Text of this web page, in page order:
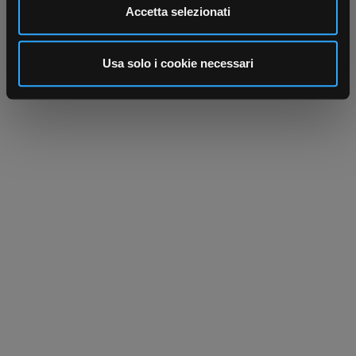
Utilizziamo i cookie per personalizzare contenuti ed
analizzare il nostro traffico. Condividiamo inoltre
informazioni sul modo in cui utilizza il nostro sito con i
nostri partner che si occupano di analisi dei dati web,
pubblicità e social media, i quali potrebbero combinarle
Accetta selezionati
Usa solo i cookie necessari